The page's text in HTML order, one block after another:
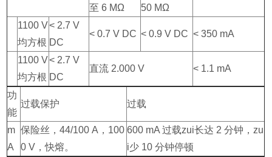
至 6 MΩ
50 MΩ
1100 V
均方根
< 2.7 V
DC
< 0.7 V DC < 0.9 V DC < 350 mA
1100 V
均方根
< 2.7 V
DC
直流 2.000 V < 1.1 mA
功
能
过载保护 过载
m
A
保险丝，44/100 A，100
0 V，快熔。
600 mA 过载zui长达 2 分钟，zu
i少 10 分钟停顿